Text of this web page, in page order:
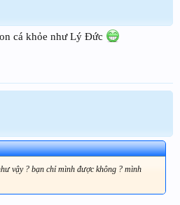
cá khỏe như Lý Đức
vậy ? bạn chỉ mình được không ? mình